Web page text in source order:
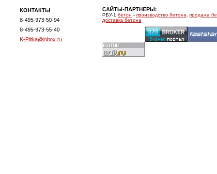
КОНТАКТЫ
8-495-973-50-94
8-495-973-55-40
K-Plitka@inbox.ru
САЙТЫ-ПАРТНЕРЫ:
РБУ-1 бетон - производство бетона
продажа
доставка бетона